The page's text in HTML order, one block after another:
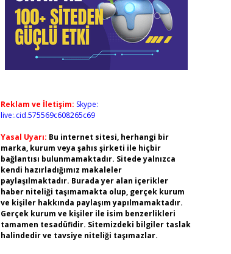
Reklam ve İletişim: Skype:
live:.cid.575569c608265c69
Yasal Uyarı: Bu internet sitesi, herhangi bir
marka, kurum veya şahıs şirketi ile hiçbir
bağlantısı bulunmamaktadır. Sitede yalnızca
kendi hazırladığımız makaleler
paylaşılmaktadır. Burada yer alan içerikler
haber niteliği taşımamakta olup, gerçek kurum
ve kişiler hakkında paylaşım yapılmamaktadır.
Gerçek kurum ve kişiler ile isim benzerlikleri
tamamen tesadüfidir. Sitemizdeki bilgiler taslak
halindedir ve tavsiye niteliği taşımazlar.